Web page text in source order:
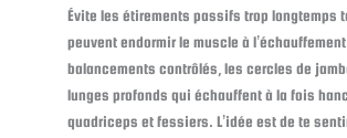
Évite les étirements passifs trop longtemps
peuvent endormir le muscle à
balancements contrôlés, les cercles de
lunges profonds qui échauffent à la fois
quadriceps et fessiers. L’idée est de te